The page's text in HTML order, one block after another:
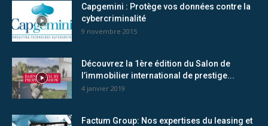
Capgemini : Protège vos données contre la
cybercriminalité
9 novembre 2015
Découvrez la 1ère édition du Salon de
l’immobilier international de prestige...
4 janvier 2019
Factum Group: Nos expertises du leasing et